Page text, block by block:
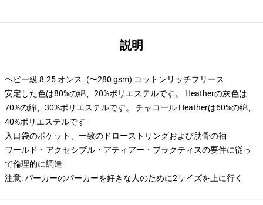
説明
ヘビー級 8.25 オンス. (〜280 gsm) コットンリッチフリース
安定した色は80%の綿、20%ポリエステルです。 Heatherの灰色は
70%の綿、30%ポリエステルです。 チャコール Heatherは60%の綿、
40%ポリエステルです
入口袋のポケット、一致のドローストリングおよび肋骨の袖
ワールド・アクセシブル・アティアー・プラクティスの要件に従っ
て倫理的に調達
注意: パーカーのパーカーを好きな人のために2サイズを上に行く